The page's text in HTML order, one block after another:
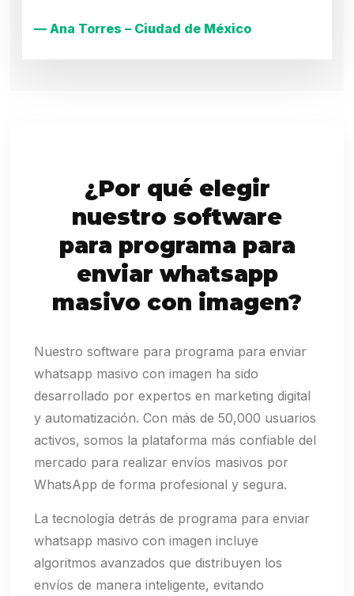
— Ana Torres – Ciudad de México
¿Por qué elegir
nuestro software
para programa para
enviar whatsapp
masivo con imagen?
Nuestro software para programa para enviar
whatsapp masivo con imagen ha sido
desarrollado por expertos en marketing digital
y automatización. Con más de 50,000 usuarios
activos, somos la plataforma más confiable del
mercado para realizar envíos masivos por
WhatsApp de forma profesional y segura.
La tecnología detrás de programa para enviar
whatsapp masivo con imagen incluye
algoritmos avanzados que distribuyen los
envíos de manera inteligente, evitando